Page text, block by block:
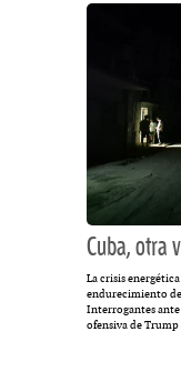
Cuba, otra
La crisis
endurecimiento
Interrogantes ante
ofensiva de Trump